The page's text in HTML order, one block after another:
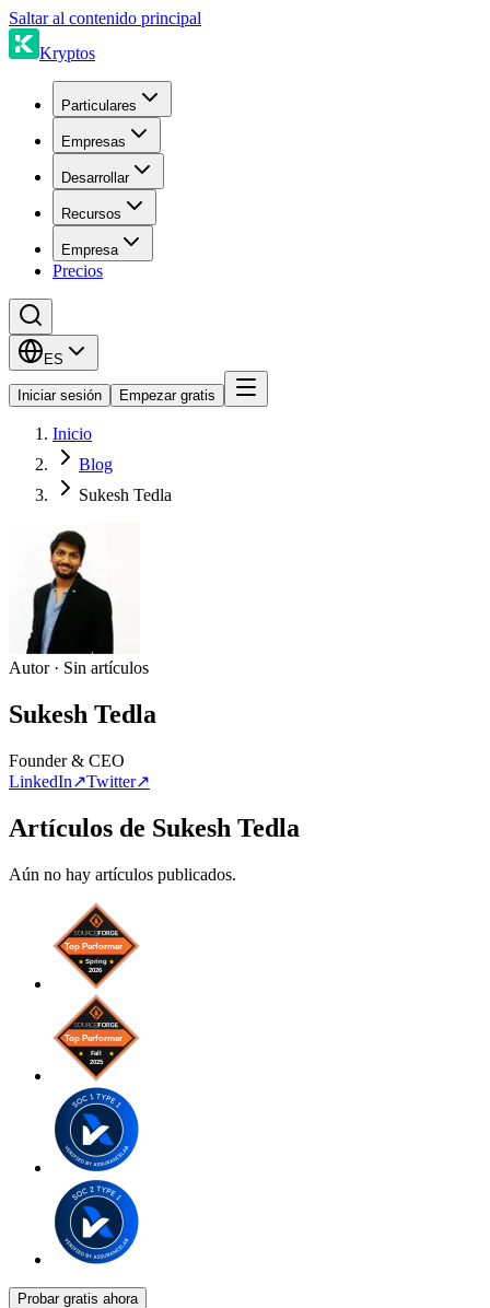
Saltar al contenido principal
Kryptos
Particulares
Empresas
Desarrollar
Recursos
Empresa
Precios
ES
Iniciar sesión Empezar gratis
Inicio
Blog
Sukesh Tedla
Autor · Sin artículos
Sukesh Tedla
Founder & CEO
LinkedIn↗Twitter↗
Artículos de Sukesh Tedla
Aún no hay artículos publicados.
Probar gratis ahora